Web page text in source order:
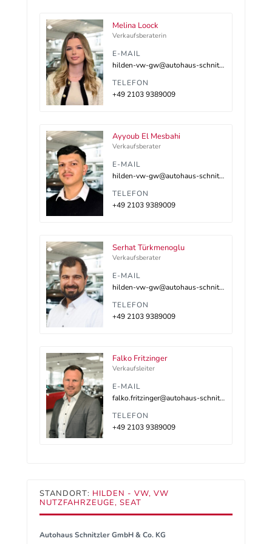
Melina Loock
Verkaufsberaterin
E-MAIL
hilden-vw-gw@autohaus-schnitzler.dealerdesk.de
TELEFON
+49 2103 9389009
Ayyoub El Mesbahi
Verkaufsberater
E-MAIL
hilden-vw-gw@autohaus-schnitzler.dealerdesk.de
TELEFON
+49 2103 9389009
Serhat Türkmenoglu
Verkaufsberater
E-MAIL
hilden-vw-gw@autohaus-schnitzler.dealerdesk.de
TELEFON
+49 2103 9389009
Falko Fritzinger
Verkaufsleiter
E-MAIL
falko.fritzinger@autohaus-schnitzler.de
TELEFON
+49 2103 9389009
STANDORT: HILDEN - VW, VW
NUTZFAHRZEUGE, SEAT
Autohaus Schnitzler GmbH & Co. KG